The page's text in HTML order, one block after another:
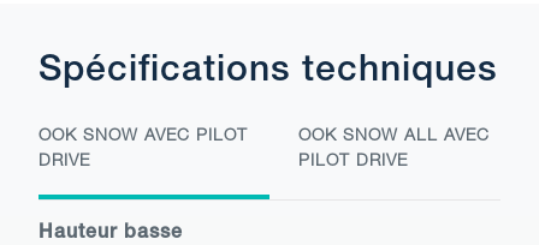
Spécifications techniques
OOK SNOW AVEC PILOT
DRIVE
OOK SNOW ALL AVEC
PILOT DRIVE
Hauteur basse